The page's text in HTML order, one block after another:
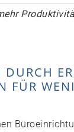
FÜR